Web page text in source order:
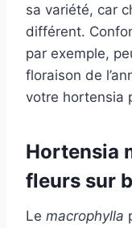
sa variété, car
différent.
par exemple,
floraison de
votre hortensia
Hortensia
fleurs sur
Le macrophylla